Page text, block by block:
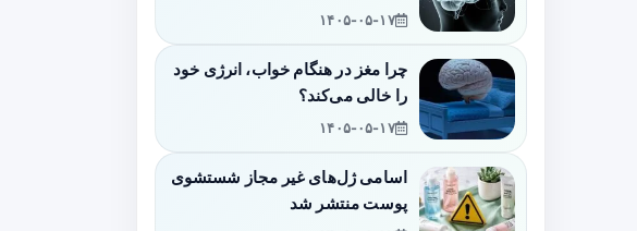
۱۴۰۵-۰۵-۱۷
چرا مغز در هنگام خواب، انرژی خود
را خالی می‌کند؟
۱۴۰۵-۰۵-۱۷
اسامی ژل‌های غیر مجاز شستشوی
پوست منتشر شد